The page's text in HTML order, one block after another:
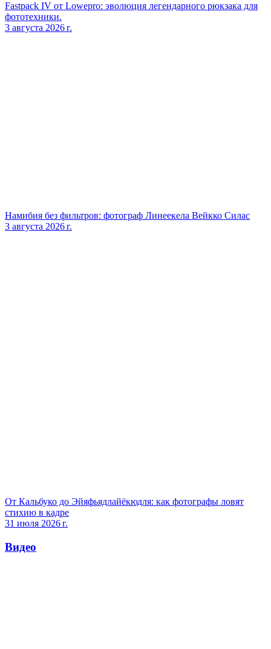
Fastpack IV от Lowepro: эволюция легендарного рюкзака для
фототехники.
3 августа 2026 г.
Намибия без фильтров: фотограф Линеекела Вейкко Силас
3 августа 2026 г.
От Кальбуко до Эйяфьядлайёкюдля: как фотографы ловят
стихию в кадре
31 июля 2026 г.
Видео